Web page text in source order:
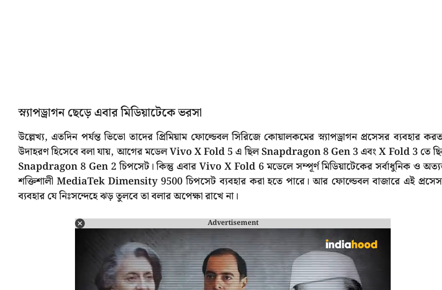
স্ন্যাপড্রাগন ছেড়ে এবার মিডিয়াটেকে ভরসা
উল্লেখ্য, এতদিন পর্যন্ত ভিভো তাদের প্রিমিয়াম ফোল্ডেবল সিরিজে কোয়ালকমের স্ন্যাপড্রাগন প্রসেসর ব্যবহার
উদাহরণ হিসেবে বলা যায়, আগের মডেল Vivo X Fold 5 এ ছিল Snapdragon 8 Gen 3 এবং X Fold 3 তে
Snapdragon 8 Gen 2 চিপসেট। কিন্তু এবার Vivo X Fold 6 মডেলে সম্পূর্ণ মিডিয়াটেকের সর্বাধুনিক ও
শক্তিশালী MediaTek Dimensity 9500 চিপসেট ব্যবহার করা হতে পারে। আর ফোল্ডেবল বাজারে এই
ব্যবহার যে নিঃসন্দেহে ঝড় তুলবে তা বলার অপেক্ষা রাখে না।
Advertisement